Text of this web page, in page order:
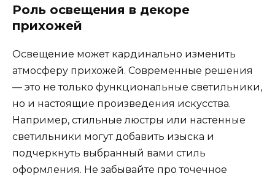
Роль освещения в декоре
прихожей
Освещение может кардинально изменить
атмосферу прихожей. Современные решения
— это не только функциональные светильники,
но и настоящие произведения искусства.
Например, стильные люстры или настенные
светильники могут добавить изыска и
подчеркнуть выбранный вами стиль
оформления. Не забывайте про точечное